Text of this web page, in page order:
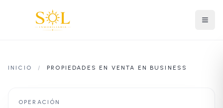
INICIO / PROPIEDADES EN VENTA EN BUSINESS
OPERACIÓN